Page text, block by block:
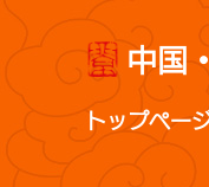
中国
トップペー